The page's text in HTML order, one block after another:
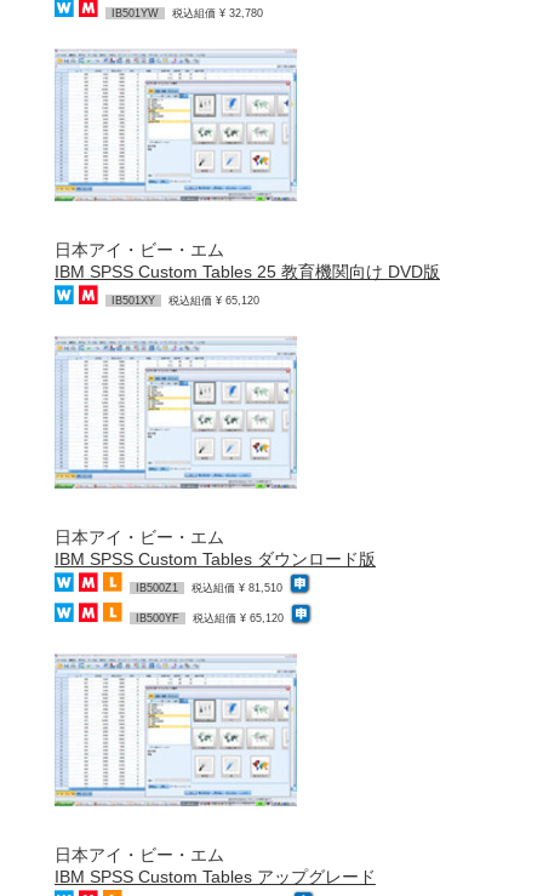
IB501YW 税込組価 ¥ 32,780
日本アイ・ビー・エム
IBM SPSS Custom Tables 25 教育機関向け DVD版
IB501XY 税込組価 ¥ 65,120
日本アイ・ビー・エム
IBM SPSS Custom Tables ダウンロード版
IB500Z1 税込組価 ¥ 81,510
IB500YF 税込組価 ¥ 65,120
日本アイ・ビー・エム
IBM SPSS Custom Tables アップグレード